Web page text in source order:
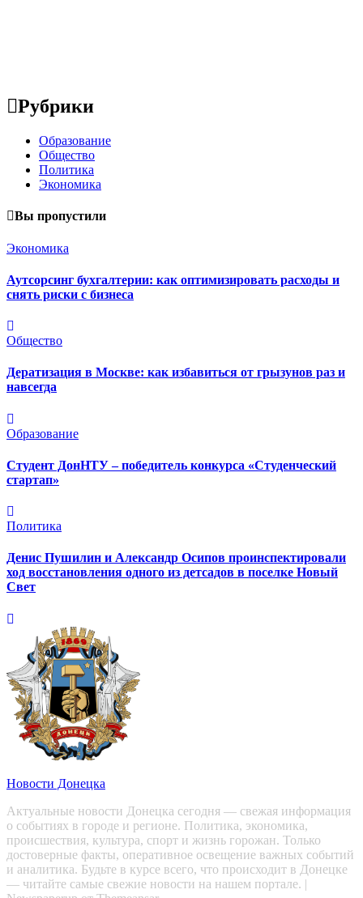
Рубрики
Образование
Общество
Политика
Экономика
Вы пропустили
Экономика
Аутсорсинг бухгалтерии: как оптимизировать расходы и
снять риски с бизнеса
Общество
Дератизация в Москве: как избавиться от грызунов раз и
навсегда
Образование
Студент ДонНТУ – победитель конкурса «Студенческий
стартап»
Политика
Денис Пушилин и Александр Осипов проинспектировали
ход восстановления одного из детсадов в поселке Новый
Свет
Новости Донецка
Актуальные новости Донецка сегодня — свежая информация
о событиях в городе и регионе. Политика, экономика,
происшествия, культура, спорт и жизнь горожан. Только
достоверные факты, оперативное освещение важных событий
и аналитика. Будьте в курсе всего, что происходит в Донецке
— читайте самые свежие новости на нашем портале. |